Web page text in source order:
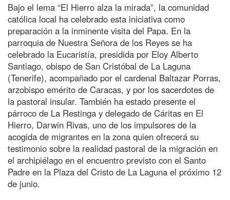
Bajo el lema “El Hierro alza la mirada”, la comunidad
católica local ha celebrado esta iniciativa como
preparación a la inminente visita del Papa. En la
parroquia de Nuestra Señora de los Reyes se ha
celebrado la Eucaristía, presidida por Eloy Alberto
Santiago, obispo de San Cristóbal de La Laguna
(Tenerife), acompañado por el cardenal Baltazar Porras,
arzobispo emérito de Caracas, y por los sacerdotes de
la pastoral insular. También ha estado presente el
párroco de La Restinga y delegado de Cáritas en El
Hierro, Darwin Rivas, uno de los impulsores de la
acogida de migrantes en la zona quien ofrecerá su
testimonio sobre la realidad pastoral de la migración en
el archipiélago en el encuentro previsto con el Santo
Padre en la Plaza del Cristo de La Laguna el próximo 12
de junio.